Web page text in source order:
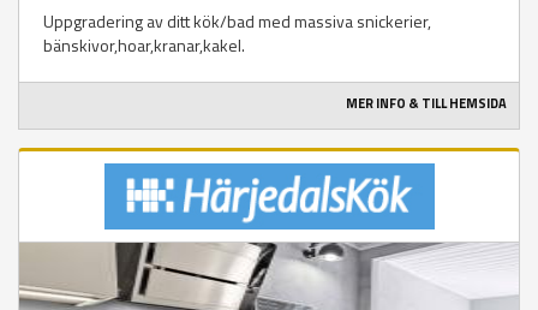
Uppgradering av ditt kök/bad med massiva snickerier,
bänskivor,hoar,kranar,kakel.
MER INFO & TILL HEMSIDA